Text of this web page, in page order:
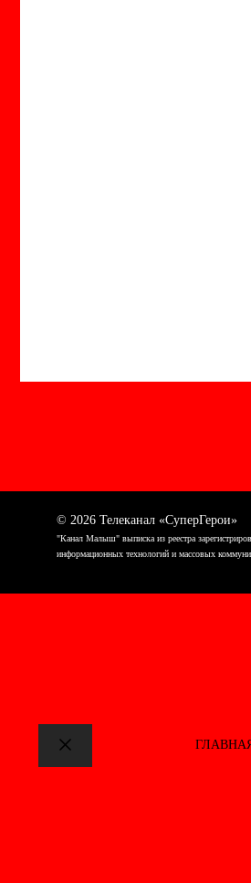
© 2026 Телеканал «СуперГерои»
"Канал Малыш" выписка из реестра
информационных технологий и массовых
Закрыть